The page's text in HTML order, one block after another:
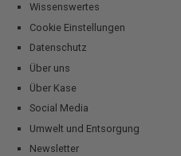
Wissenswertes
Cookie Einstellungen
Datenschutz
Über uns
Über Kase
Social Media
Umwelt und Entsorgung
Newsletter